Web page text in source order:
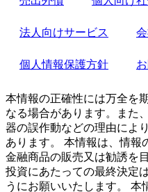
法人向けサービス
個人情報保護方針
本情報の正確性には万全を
なる場合があります。また
器の誤作動などの理由によ
あります。 本情報は、情報
金融商品の販売又は勧誘を
投資にあたっての最終決定
うにお願いいたします。 本